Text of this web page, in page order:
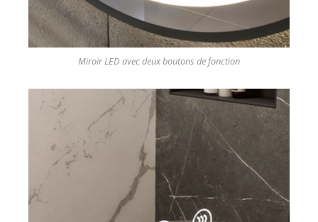
Miroir LED avec deux boutons de fonction